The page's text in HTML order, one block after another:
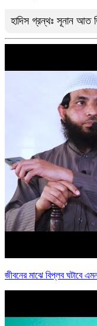
হাদিস গ্রন্থঃ সূনান আত
জীবনের মাঝে বিপ্লব ঘটাবে